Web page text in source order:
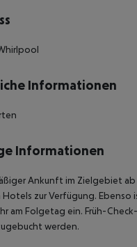
Informationen
Informationen
Ankunft im Zielgebiet
Hotels zur Verfügung.
am Folgetag ein. Früh-
werden.